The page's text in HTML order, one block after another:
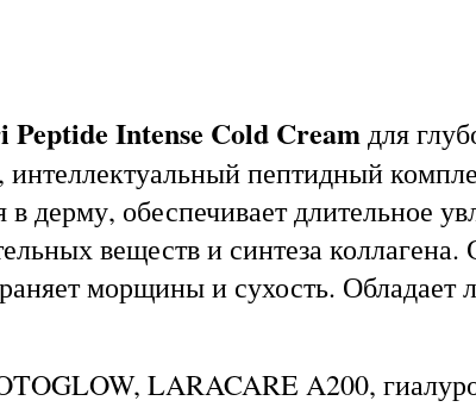
Intense Cold Creamдля
пептидный
дерму, обеспечивает длительное
веществ и синтеза
морщины и сухость.
LARACARE A200,